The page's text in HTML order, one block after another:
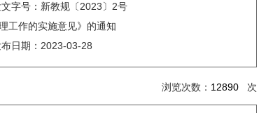
文字号：新教规〔2023〕2号
工作的实施意见》的通知
日期： 2023-03-28
浏览次数： 12890 次